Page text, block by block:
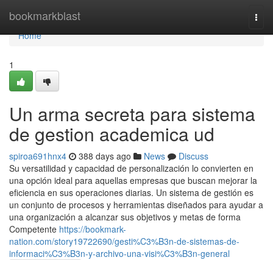
bookmarkblast
Home
Home
1
Un arma secreta para sistema
de gestion academica ud
spiroa691hnx4 388 days ago News
Discuss
Su versatilidad y capacidad de personalización lo convierten en
una opción ideal para aquellas empresas que buscan mejorar la
eficiencia en sus operaciones diarias. Un sistema de gestión es
un conjunto de procesos y herramientas diseñados para ayudar a
una organización a alcanzar sus objetivos y metas de forma
Competente https://bookmark-
nation.com/story19722690/gesti%C3%B3n-de-sistemas-de-
informaci%C3%B3n-y-archivo-una-visi%C3%B3n-general